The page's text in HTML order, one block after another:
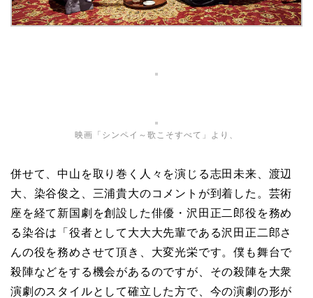
映画「シンペイ～歌こそすべて」より、
併せて、中山を取り巻く人々を演じる志田未来、 渡辺
大、 染谷俊之、 三浦貴大のコメントが到着した。芸術
座を経て新国劇を創設した俳優・沢田正二郎役を務め
る染谷は「役者として大大大先輩である沢田正二郎さ
んの役を務めさせて頂き、大変光栄です。僕も舞台で
殺陣などをする機会があるのですが、その殺陣を大衆
演劇のスタイルとして確立した方で、今の演劇の形が